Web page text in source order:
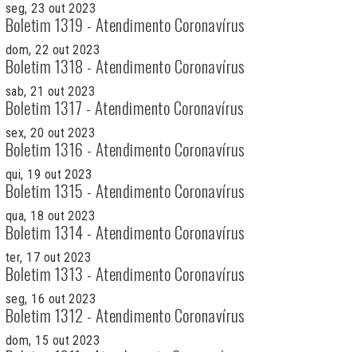
seg, 23 out 2023
Boletim 1319 - Atendimento Coronavírus
dom, 22 out 2023
Boletim 1318 - Atendimento Coronavírus
sab, 21 out 2023
Boletim 1317 - Atendimento Coronavírus
sex, 20 out 2023
Boletim 1316 - Atendimento Coronavírus
qui, 19 out 2023
Boletim 1315 - Atendimento Coronavírus
qua, 18 out 2023
Boletim 1314 - Atendimento Coronavírus
ter, 17 out 2023
Boletim 1313 - Atendimento Coronavírus
seg, 16 out 2023
Boletim 1312 - Atendimento Coronavírus
dom, 15 out 2023